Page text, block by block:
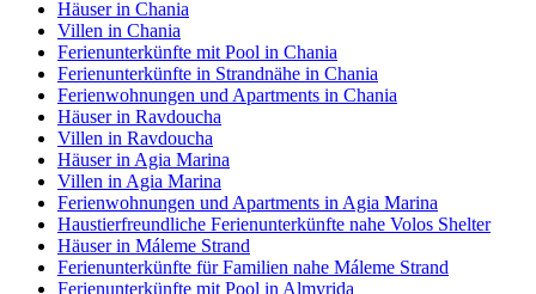
Häuser in Chania
Villen in Chania
Ferienunterkünfte mit Pool in Chania
Ferienunterkünfte in Strandnähe in Chania
Ferienwohnungen und Apartments in Chania
Häuser in Ravdoucha
Villen in Ravdoucha
Häuser in Agia Marina
Villen in Agia Marina
Ferienwohnungen und Apartments in Agia Marina
Haustierfreundliche Ferienunterkünfte nahe Volos Shelter
Häuser in Máleme Strand
Ferienunterkünfte für Familien nahe Máleme Strand
Ferienunterkünfte mit Pool in Almyrida